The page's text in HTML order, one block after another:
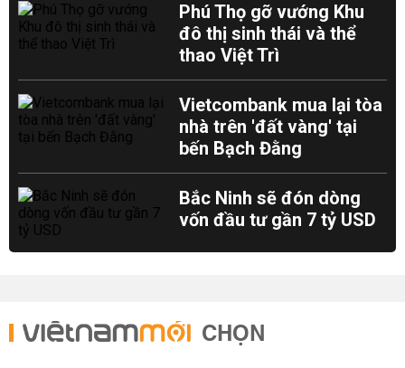
Phú Thọ gỡ vướng Khu
đô thị sinh thái và thể
thao Việt Trì
Vietcombank mua lại tòa
nhà trên 'đất vàng' tại
bến Bạch Đằng
Bắc Ninh sẽ đón dòng
vốn đầu tư gần 7 tỷ USD
CHỌN